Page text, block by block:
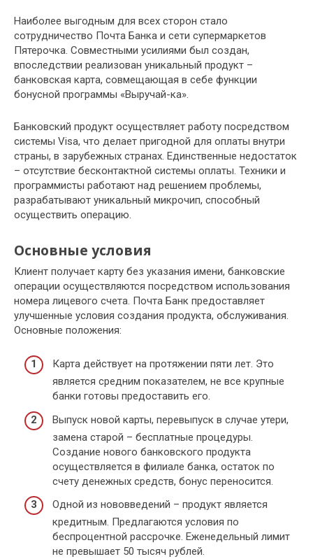
Наиболее выгодным для всех сторон стало
сотрудничество Почта Банка и сети супермаркетов
Пятерочка. Совместными усилиями был создан,
впоследствии реализован уникальный продукт –
банковская карта, совмещающая в себе функции
бонусной программы «Выручай-ка».
Банковский продукт осуществляет работу посредством
системы Visa, что делает пригодной для оплаты внутри
страны, в зарубежных странах. Единственные недостаток
– отсутствие бесконтактной системы оплаты. Техники и
программисты работают над решением проблемы,
разрабатывают уникальный микрочип, способный
осуществить операцию.
Основные условия
Клиент получает карту без указания имени, банковские
операции осуществляются посредством использования
номера лицевого счета. Почта Банк предоставляет
улучшенные условия создания продукта, обслуживания.
Основные положения:
Карта действует на протяжении пяти лет. Это
является средним показателем, не все крупные
банки готовы предоставить его.
Выпуск новой карты, перевыпуск в случае утери,
замена старой – бесплатные процедуры.
Создание нового банковского продукта
осуществляется в филиале банка, остаток по
счету денежных средств, бонус переносится.
Одной из нововведений – продукт является
кредитным. Предлагаются условия по
беспроцентной рассрочке. Еженедельный лимит
не превышает 50 тысяч рублей.